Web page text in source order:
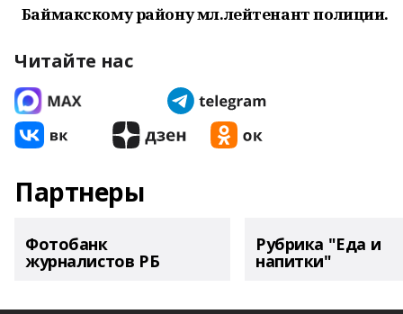
Баймакскому району мл.лейтенант полиции.
Читайте нас
Партнеры
Фотобанк
журналистов РБ
Рубрика "Еда и
напитки"